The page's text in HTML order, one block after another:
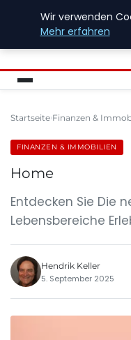
Startseite Finanzen &
FINANZEN & IMMOBILIEN
Home
Entdecken Sie Die
Lebensbereiche
Hendrik Keller
5. September 2025
Wir verwenden
Mehr erfahren